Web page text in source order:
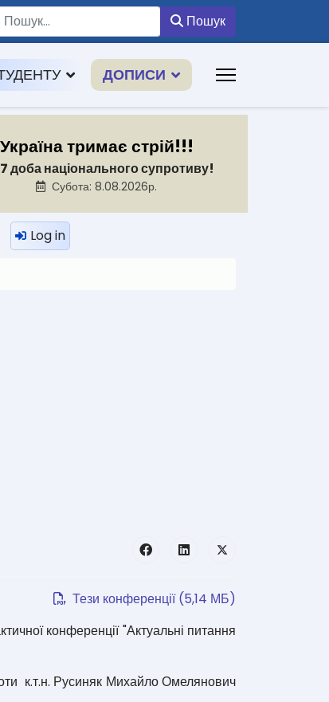
Пошук
ДОПИСИ
Україна тримає стрій!!!
доба національного супротиву!
Субота: 8.08.2026р.
Log in
Тези конференції (5,14 МБ)
конференції "Актуальні питання
к.т.н. Русиняк Михайло Омелянович